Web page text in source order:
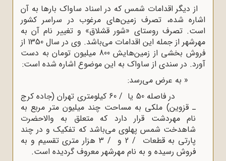
از دیگر اقدامات شمس که در اسناد ساواک بارها به آن
اشاره شده، تصرف زمین‌های مرغوب در سراسر کشور
است. تصرف روستای «شور قشلاق» و تغییر نام آن به
مهرشهر از جمله این اقدامات می‌باشد. وی در سال 1350 از
فروش بخشی از زمین‌هایش 800 میلیون تومان به دست
آورد. در سندی از ساواک به این موضوع اشاره شده است:
« به عرض مى‌رسد:
در فاصله 50 یا / 60 کیلومترى تهران (جاده کرج
ـ قزوین) ملکى به مساحت چند میلیون متر مربع به
نام مهردشت قرار دارد که متعلق به والاحضرت
شاهدخت شمس پهلوى مى‌باشد که تفکیک و در چند
پارتى به قطعات / 2 و / 3 هزار مترى تقسیم و به
فروش رسیده و به نام مهرشهر معروف گردیده است.